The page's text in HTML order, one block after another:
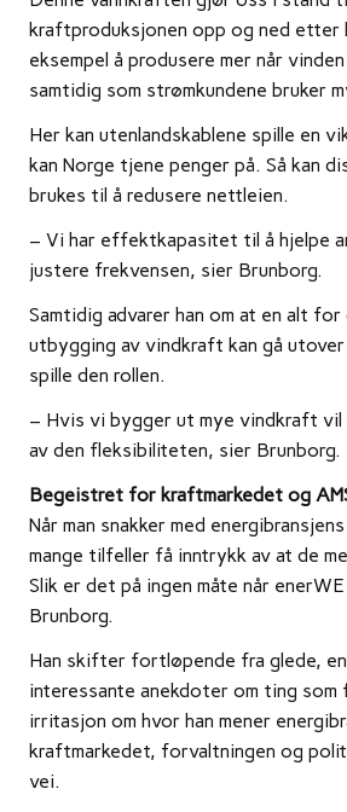
kraftproduksjonen opp og ned etter
eksempel å produsere mer når
samtidig som strømkundene bruker
Her kan utenlandskablene spille en
kan Norge tjene penger på. Så kan
brukes til å redusere nettleien.
– Vi har effektkapasitet til å hjelpe
justere frekvensen, sier Brunborg.
Samtidig advarer han om at en alt
utbygging av vindkraft kan gå
spille den rollen.
– Hvis vi bygger ut mye vindkraft vil
av den fleksibiliteten, sier Brunborg.
Begeistret for kraftmarkedet og
Når man snakker med
mange tilfeller få inntrykk av at de
Slik er det på ingen måte når enerWE
Brunborg.
Han skifter fortløpende fra glede,
interessante anekdoter om ting som
irritasjon om hvor han mener
kraftmarkedet, forvaltningen og
vei.